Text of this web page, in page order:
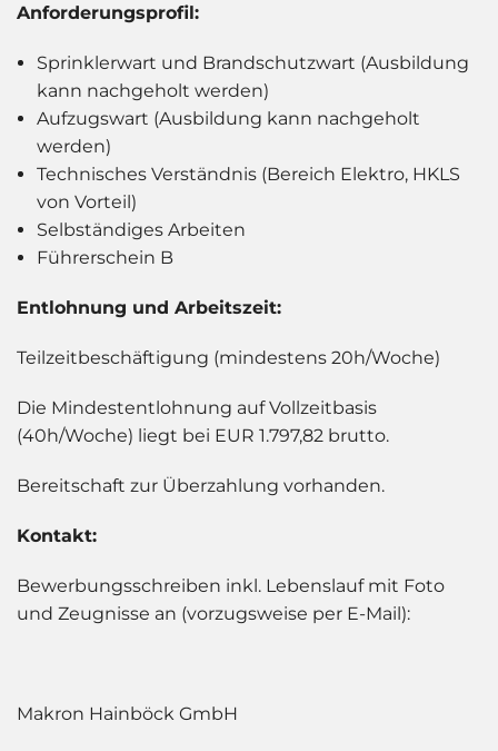
Anforderungsprofil:
Sprinklerwart und Brandschutzwart (Ausbildung
kann nachgeholt werden)
Aufzugswart (Ausbildung kann nachgeholt
werden)
Technisches Verständnis (Bereich Elektro, HKLS
von Vorteil)
Selbständiges Arbeiten
Führerschein B
Entlohnung und Arbeitszeit:
Teilzeitbeschäftigung (mindestens 20h/Woche)
Die Mindestentlohnung auf Vollzeitbasis
(40h/Woche) liegt bei EUR 1.797,82 brutto.
Bereitschaft zur Überzahlung vorhanden.
Kontakt:
Bewerbungsschreiben inkl. Lebenslauf mit Foto
und Zeugnisse an (vorzugsweise per E-Mail):
Makron Hainböck GmbH